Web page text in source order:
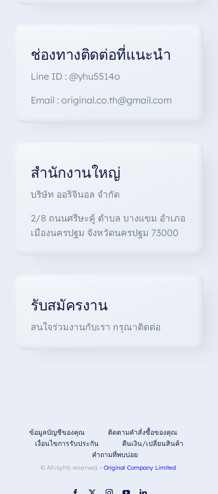
ช่องทางติดต่อที่แนะนำ
Line ID : @yhu5514o
Email : original.co.th@gmail.com
สำนักงานใหญ่
บริษัท ออริจินอล จำกัด
2/8 ถนนศรีษะคู้ ตำบล บางแขม อำเภอ
เมืองนครปฐม จังหวัดนครปฐม 73000
รับสมัครงาน
สนใจร่วมงานกับเรา กรุณาติดต่อ
ข้อมูลบัญชีของคุณ
ติดตามคำสั่งซื้อของคุณ
เงื่อนไขการรับประกัน
คืนเงิน/เปลี่ยนสินค้า
คำถามที่พบบ่อย
© All rights reserved. • Original Company Limited